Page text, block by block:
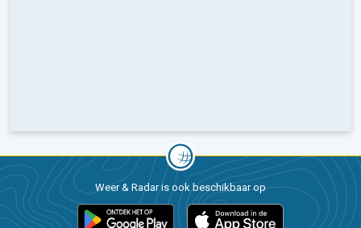
Weer & Radar is ook beschikbaar op